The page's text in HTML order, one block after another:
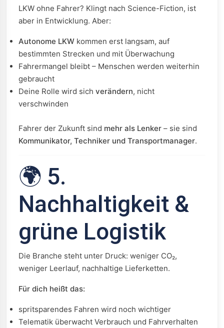
LKW ohne Fahrer? Klingt nach Science-Fiction, ist
aber in Entwicklung. Aber:
Autonome LKW kommen erst langsam, auf
bestimmten Strecken und mit Überwachung
Fahrermangel bleibt – Menschen werden weiterhin
gebraucht
Deine Rolle wird sich verändern, nicht
verschwinden
Fahrer der Zukunft sind mehr als Lenker – sie sind
Kommunikator, Techniker und Transportmanager.
🌍 5.
Nachhaltigkeit &
grüne Logistik
Die Branche steht unter Druck: weniger CO₂,
weniger Leerlauf, nachhaltige Lieferketten.
Für dich heißt das:
spritsparendes Fahren wird noch wichtiger
Telematik überwacht Verbrauch und Fahrverhalten